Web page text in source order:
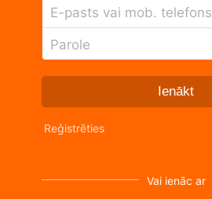
E-pasts vai mob. telefons
Parole
Ienākt
Reģistrēties
Vai ienāc ar